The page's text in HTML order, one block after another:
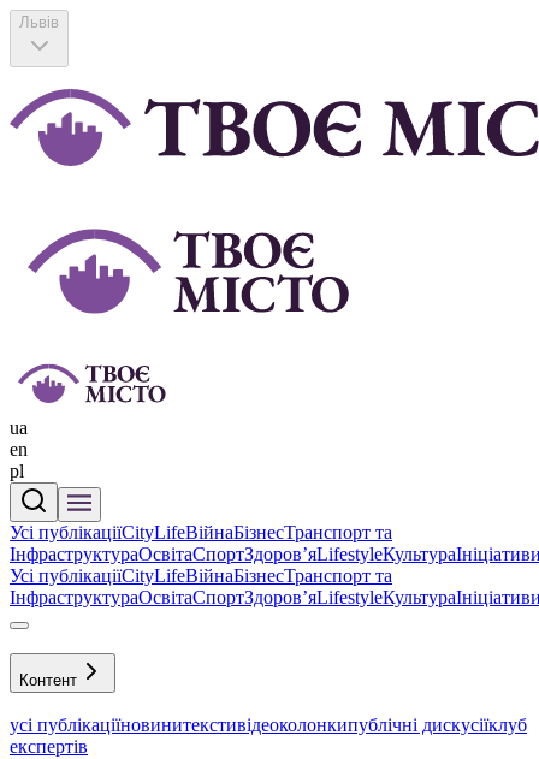
Львів
ua
en
pl
Усі публікаціїCityLifeВійнаБізнесТранспорт та
ІнфраструктураОсвітаСпортЗдоровʼяLifestyleКультура
Усі публікаціїCityLifeВійнаБізнесТранспорт та
ІнфраструктураОсвітаСпортЗдоровʼяLifestyleКультура
Контент
усі публікаціїновинитекстивідеоколонкипублічні дискусіїклуб
експертів